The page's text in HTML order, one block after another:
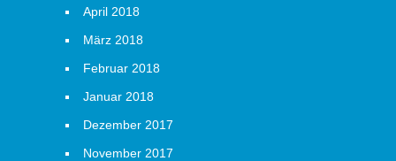
April 2018
März 2018
Februar 2018
Januar 2018
Dezember 2017
November 2017